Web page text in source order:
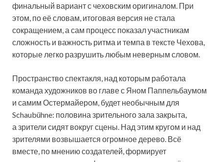
финальный вариант с чеховским оригиналом. При
этом, по её словам, итоговая версия не стала
сокращением, а сам процесс показал участникам
сложность и важность ритма и темпа в тексте Чехова,
которые легко разрушить любым неверным словом.
Пространство спектакля, над которым работала
команда художников во главе с Яном Паппельбаумом
и самим Остермайером, будет необычным для
Schaubühne: половина зрительного зала закрыта,
а зрители сидят вокруг сцены. Над этим кругом и над
зрителями возвышается огромное дерево. Всё
вместе, по мнению создателей, формирует